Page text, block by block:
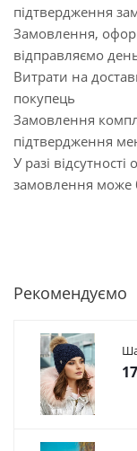
підтвердження
Замовлення,
відправляємо
Витрати на
покупець
Замовлення
підтвердження
У разі
замовлення може
Рекомендуємо